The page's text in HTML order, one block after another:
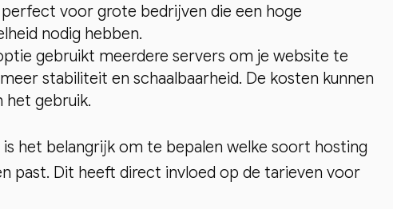
voor grote bedrijven die een hoge
nodig hebben.
gebruikt meerdere servers om je website te
stabiliteit en schaalbaarheid. De kosten kunnen
het gebruik.
het belangrijk om te bepalen welke soort hosting
past. Dit heeft direct invloed op de tarieven voor